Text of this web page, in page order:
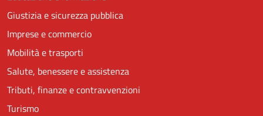
Giustizia e sicurezza pubblica
Imprese e commercio
Mobilità e trasporti
Salute, benessere e assistenza
Tributi, finanze e contravvenzioni
Turismo